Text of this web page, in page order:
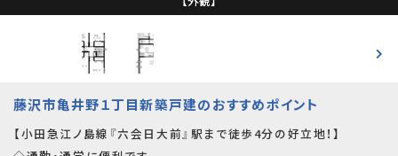
藤沢市亀井野１丁目新築戸建のおすすめポイント
【小田急江ノ島線『六会日大前』駅まで徒歩4分の好立地！】